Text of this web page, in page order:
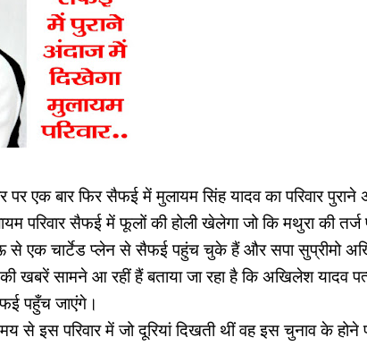
पर एक बार फिर सैफई में मुलायम सिंह यादव का परिवार
परिवार सैफई में फूलों की होली खेलेगा जो कि मथुरा की तर्ज
से एक चार्टेड प्लेन से सैफई पहुंच चुके हैं और सपा सुप्रीमो
खबरें सामने आ रहीं हैं बताया जा रहा है कि अखिलेश यादव
पहुँच जाएंगे।
से इस परिवार में जो दूरियां दिखती थीं वह इस चुनाव के होने